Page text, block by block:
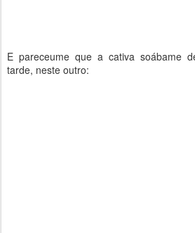
E pareceume que a cativa soábame
tarde, neste outro: